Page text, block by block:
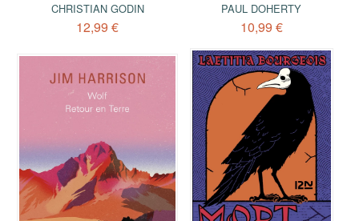
CHRISTIAN GODIN
12,99 €
PAUL DOHERTY
10,99 €